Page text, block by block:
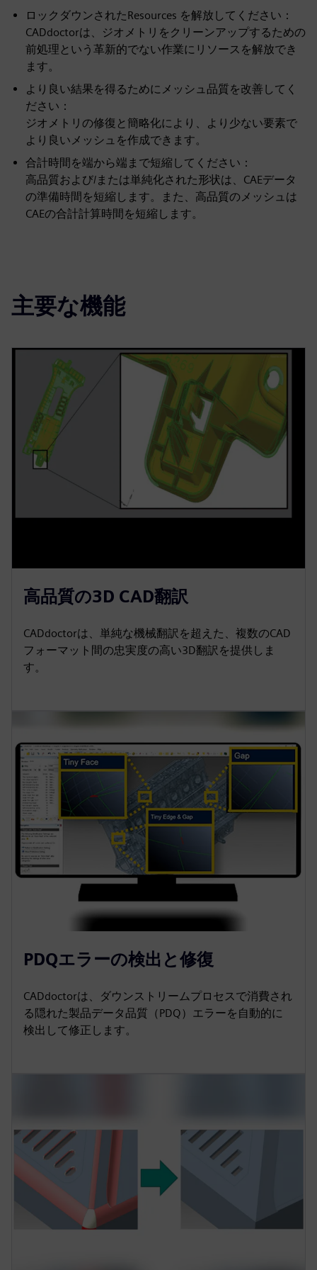
ロックダウンされたResources を解放してください：
CADdoctorは、ジオメトリをクリーンアップするための
前処理という革新的でない作業にリソースを解放でき
ます。
より良い結果を得るためにメッシュ品質を改善してく
ださい：
ジオメトリの修復と簡略化により、より少ない要素で
より良いメッシュを作成できます。
合計時間を端から端まで短縮してください：
高品質および/または単純化された形状は、CAEデータ
の準備時間を短縮します。また、高品質のメッシュは
CAEの合計計算時間を短縮します。
主要な機能
高品質の3D CAD翻訳
CADdoctorは、単純な機械翻訳を超えた、複数のCAD
フォーマット間の忠実度の高い3D翻訳を提供しま
す。
PDQエラーの検出と修復
CADdoctorは、ダウンストリームプロセスで消費され
る隠れた製品データ品質（PDQ）エラーを自動的に
検出して修正します。